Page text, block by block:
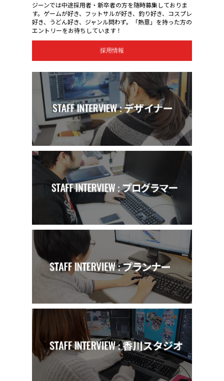
ジーンでは中途採用者・新卒者の方を随時募集しておりま
す。ゲームが好き、フットサルが好き、釣り好き、コスプレ
好き、うどん好き、ジャンル問わず。「熱意」を持った方の
エントリーをお待ちしています！
採用情報